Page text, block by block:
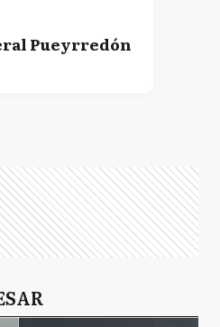
Pueyrredón